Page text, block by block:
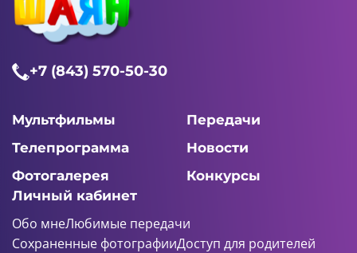
+7 (843) 570-50-30
Мультфильмы
Передачи
Телепрограмма
Новости
Фотогалерея
Конкурсы
Личный кабинет
Обо мнеЛюбимые передачи
Сохраненные фотографииДоступ для родителей